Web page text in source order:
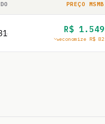
PREÇO MSMB
R$ 1.549
economize R$ 82